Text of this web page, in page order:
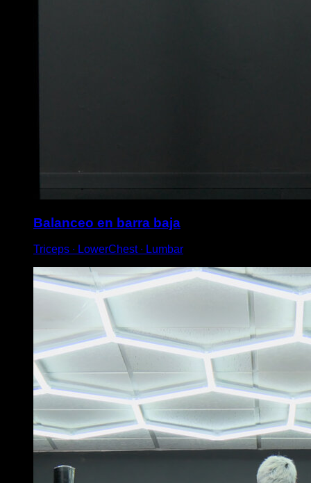
Balanceo en barra baja
Triceps ∙ LowerChest ∙ Lumbar